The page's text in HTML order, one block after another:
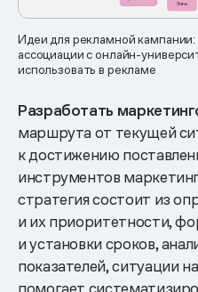
Идеи для рекламной
ассоциации с онлайн-
использовать в рекламе
Разработать
маршрута от текущей
к достижению
инструментов
стратегия состоит из
и их приоритетности,
и установки сроков,
показателей, ситуации
помогает